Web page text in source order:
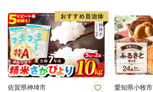
福島県 南相馬市 cu006-ae
佐賀県神埼市 愛知県小牧市